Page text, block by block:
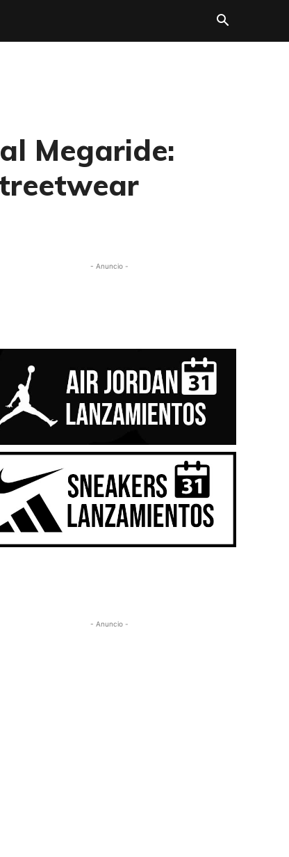
Megaride:
- Anuncio -
- Anuncio -